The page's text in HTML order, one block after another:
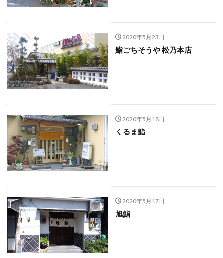
2020年5月23日
鮨ごちそうや 松乃本店
2020年5月18日
くるま鮨
2020年5月17日
旭鮨